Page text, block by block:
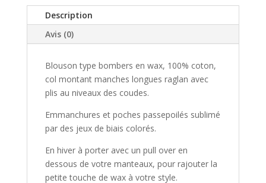
DE
POISSON
Description
Avis (0)
Blouson type bombers en wax, 100% coton,
col montant manches longues raglan avec
plis au niveaux des coudes.
Emmanchures et poches passepoilés sublimé
par des jeux de biais colorés.
En hiver à porter avec un pull over en
dessous de votre manteaux, pour rajouter la
petite touche de wax à votre style.